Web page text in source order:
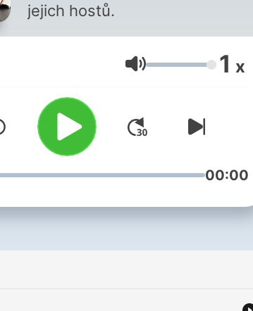
jejich hostů.
Glasnoća 1 x
00:00